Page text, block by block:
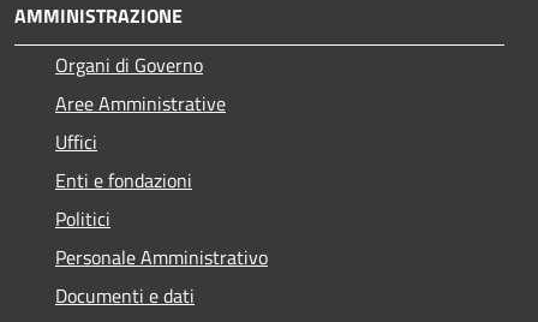
AMMINISTRAZIONE
Organi di Governo
Aree Amministrative
Uffici
Enti e fondazioni
Politici
Personale Amministrativo
Documenti e dati